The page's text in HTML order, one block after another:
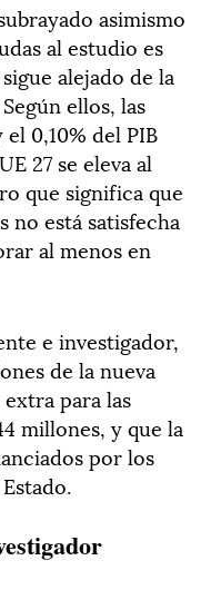
asimismo
al estudio es
alejado de la
ellos, las
0,10% del PIB
27 se eleva al
que significa que
no está satisfecha
al menos en
e investigador,
de la nueva
para las
millones, y que la
por los